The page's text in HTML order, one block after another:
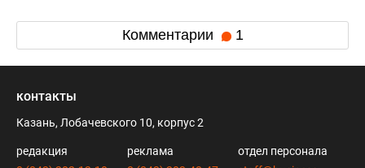
Комментарии 1
контакты
Казань, Лобачевского 10, корпус 2
редакция
реклама
отдел персонала